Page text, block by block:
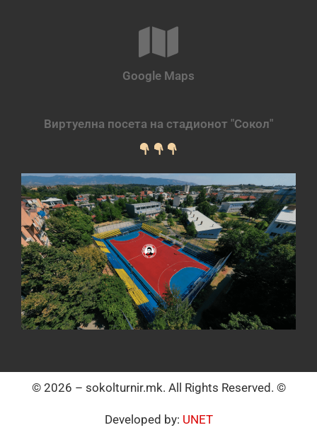
Google Maps
Виртуелна посета на стадионот "Сокол"
© 2026 – sokolturnir.mk. All Rights Reserved. ©
Developed by: UNET